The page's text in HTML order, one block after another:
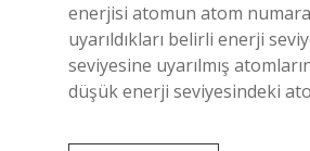
enerjisi atomun atom
uyarıldıkları belirli enerji
seviyesine uyarılmış
düşük enerji seviyesindeki